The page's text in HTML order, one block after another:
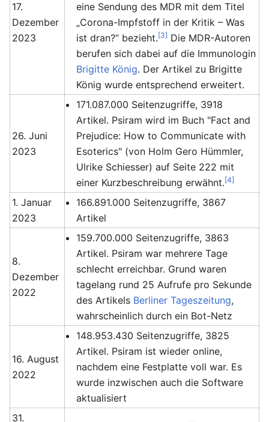
17.
Dezember
2023
eine Sendung des MDR mit dem Titel
„Corona-Impfstoff in der Kritik – Was
ist dran?“ bezieht.[3] Die MDR-Autoren
berufen sich dabei auf die Immunologin
Brigitte König. Der Artikel zu Brigitte
König wurde entsprechend erweitert.
26. Juni
2023
171.087.000 Seitenzugriffe, 3918
Artikel. Psiram wird im Buch "Fact and
Prejudice: How to Communicate with
Esoterics" (von Holm Gero Hümmler,
‎Ulrike Schiesser) auf Seite 222 mit
einer Kurzbeschreibung erwähnt.[4]
1. Januar
2023
166.891.000 Seitenzugriffe, 3867
Artikel
8.
Dezember
2022
159.700.000 Seitenzugriffe, 3863
Artikel. Psiram war mehrere Tage
schlecht erreichbar. Grund waren
tagelang rund 25 Aufrufe pro Sekunde
des Artikels Berliner Tageszeitung,
wahrscheinlich durch ein Bot-Netz
16. August
2022
148.953.430 Seitenzugriffe, 3825
Artikel. Psiram ist wieder online,
nachdem eine Festplatte voll war. Es
wurde inzwischen auch die Software
aktualisiert
31.